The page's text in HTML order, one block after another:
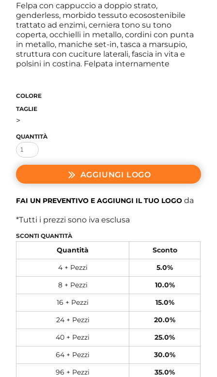
Felpa con cappuccio a doppio strato,
genderless, morbido tessuto ecosostenibile
trattato ad enzimi, cerniera tono su tono
coperta, occhielli in metallo, cordini con punta
in metallo, maniche set-in, tasca a marsupio,
struttura con cuciture laterali, fascia in vita e
polsini in costina. Felpata internamente
COLORE
TAGLIE
>
QUANTITÀ
AGGIUNGI LOGO
FAI UN PREVENTIVO E AGGIUNGI IL TUO LOGO da
*Tutti i prezzi sono iva esclusa
SCONTI QUANTITÀ
Quantità
Sconto
4 + Pezzi
5.0%
8 + Pezzi
10.0%
16 + Pezzi
15.0%
24 + Pezzi
20.0%
40 + Pezzi
25.0%
64 + Pezzi
30.0%
96 + Pezzi
35.0%